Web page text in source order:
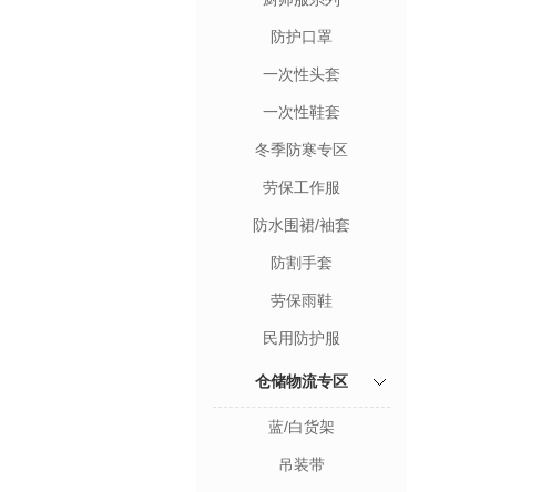
防护口罩
一次性头套
一次性鞋套
冬季防寒专区
劳保工作服
防水围裙/袖套
防割手套
劳保雨鞋
民用防护服
仓储物流专区
蓝/白货架
吊装带